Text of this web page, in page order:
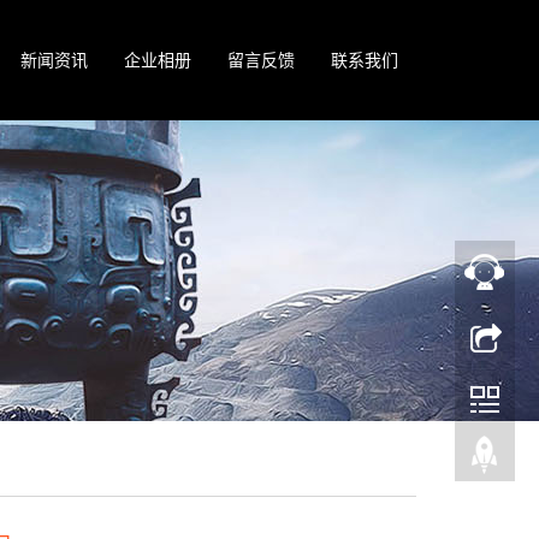
新闻资讯 企业相册 留言反馈 联系我们